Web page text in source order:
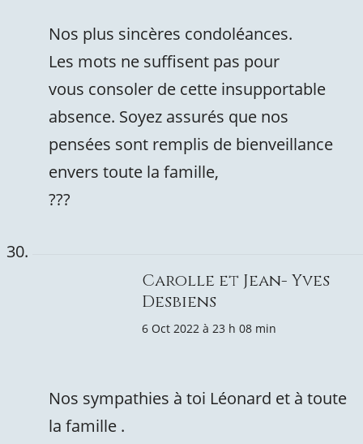
Nos plus sincères condoléances.
Les mots ne suffisent pas pour
vous consoler de cette insupportable
absence. Soyez assurés que nos
pensées sont remplis de bienveillance
envers toute la famille,
???
Carolle et Jean- Yves
Desbiens
6 Oct 2022 à 23 h 08 min
Nos sympathies à toi Léonard et à toute
la famille .